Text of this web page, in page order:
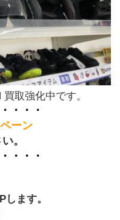
取強化中です。
・・・
ーン
。
・・・
ます。